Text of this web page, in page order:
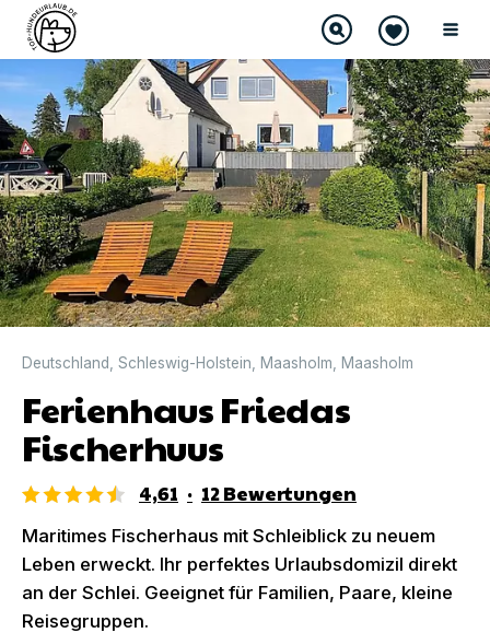
DIREKT BUCHBAR
Deutschland Schleswig-Holstein Maasholm Maasholm
Ferienhaus Friedas
Fischerhuus
4,61 · 12Bewertungen
Maritimes Fischerhaus mit Schleiblick zu neuem
Leben erweckt. Ihr perfektes Urlaubsdomizil direkt
an der Schlei. Geeignet für Familien, Paare, kleine
Reisegruppen.